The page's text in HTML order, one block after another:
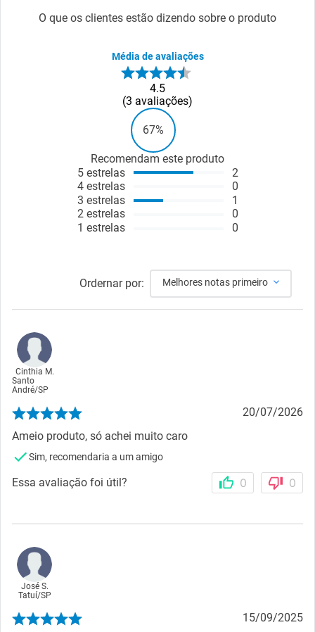
O que os clientes estão dizendo sobre o produto
Média de avaliações
4.5
3 avaliações
67%
Recomendam este produto
5 estrelas
4 estrelas
3 estrelas
2 estrelas
1 estrelas
2
0
1
0
0
Ordernar por: Melhores notas primeiro
Cinthia M.
Santo
André/SP
20/07/2026
Ameio produto, só achei muito caro
Sim, recomendaria a um amigo
Essa avaliação foi útil? 0 0
José S.
Tatuí/SP
15/09/2025